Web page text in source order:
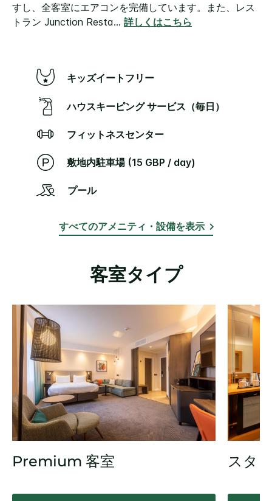
すし、全客室にエアコンを完備しています。また、レス
トラン Junction Resta... 詳しくはこちら
キッズイートフリー
ハウスキーピング サービス（毎日）
フィットネスセンター
敷地内駐車場 (15 GBP / day)
プール
すべてのアメニティ・設備を表示
客室タイプ
Premium 客室 スタ